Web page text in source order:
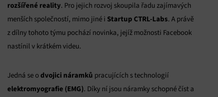
rozšířené reality. Pro jejich rozvoj skoupila řadu zajímavých
menších společností, mimo jiné i Startup CTRL-Labs. A právě
z dílny tohoto týmu pochází novinka, jejíž možnosti Facebook
nastínil v krátkém videu.
Jedná se odvojici náramků pracujících s technologií
elektromyografie (EMG). Díky ní jsou náramky schopné číst a